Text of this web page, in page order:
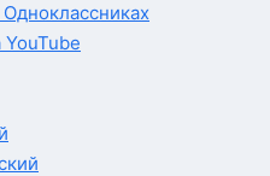
Одноклассниках
YouTube